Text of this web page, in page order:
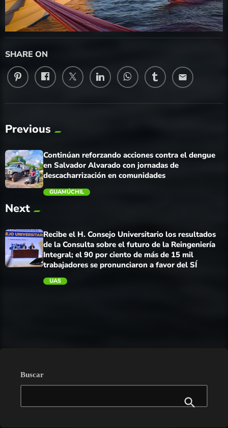
SHARE ON
email
Previous
Continúan reforzando acciones contra el dengue
en Salvador Alvarado con jornadas de
descacharrización en comunidades
GUAMÚCHIL
Next
Recibe el H. Consejo Universitario los resultados
de la Consulta sobre el futuro de la Reingeniería
Integral; el 90 por ciento de más de 15 mil
trabajadores se pronunciaron a favor del SÍ
UAS
Buscar